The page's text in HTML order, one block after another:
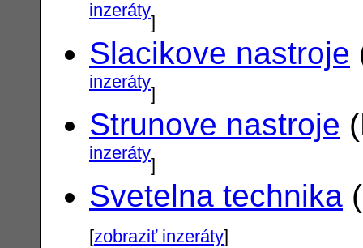
inzeráty]
Slacikove nastroje
inzeráty]
Strunove nastroje
inzeráty]
Svetelna technika
[zobraziť inzeráty]